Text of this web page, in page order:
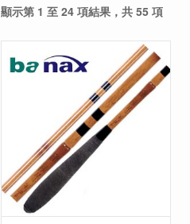
顯示第 1 至 24 項結果，共 55 項